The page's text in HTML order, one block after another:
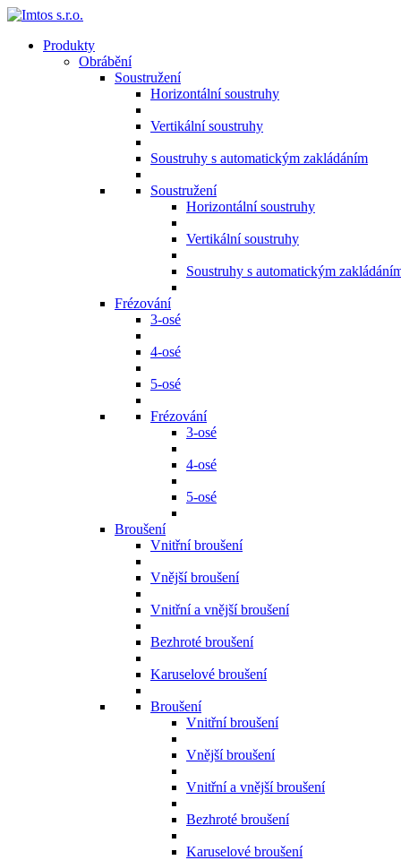
Produkty
Obrábění
Soustružení
Horizontální soustruhy
Vertikální soustruhy
Soustruhy s automatickým zakládáním
Soustružení
Horizontální soustruhy
Vertikální soustruhy
Soustruhy s automatickým
Frézování
3-osé
4-osé
5-osé
Frézování
3-osé
4-osé
5-osé
Broušení
Vnitřní broušení
Vnější broušení
Vnitřní a vnější broušení
Bezhroté broušení
Karuselové broušení
Broušení
Vnitřní broušení
Vnější broušení
Vnitřní a vnější broušení
Bezhroté broušení
Karuselové broušení